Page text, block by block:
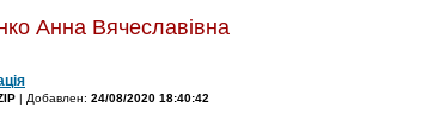
Анна Вячеславівна
| Добавлен: 24/08/2020 18:40:42